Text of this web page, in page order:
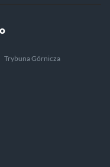
Trybuna Górnicza